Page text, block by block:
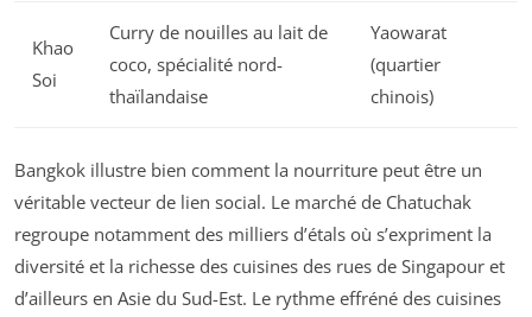
Khao
Soi
Curry de nouilles au lait de
coco, spécialité nord-
thaïlandaise
Yaowarat
(quartier
chinois)
Bangkok illustre bien comment la nourriture peut être un
véritable vecteur de lien social. Le marché de Chatuchak
regroupe notamment des milliers d’étals où s’expriment la
diversité et la richesse des cuisines des rues de Singapour et
d’ailleurs en Asie du Sud-Est. Le rythme effréné des cuisines